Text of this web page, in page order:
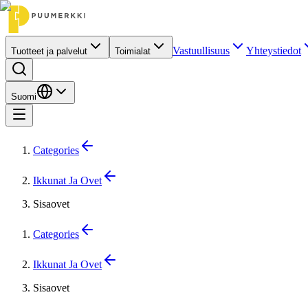
Tuotteet ja palvelut Toimialat Vastuullisuus Yhteystiedot
Suomi
Categories
Ikkunat Ja Ovet
Sisaovet
Categories
Ikkunat Ja Ovet
Sisaovet